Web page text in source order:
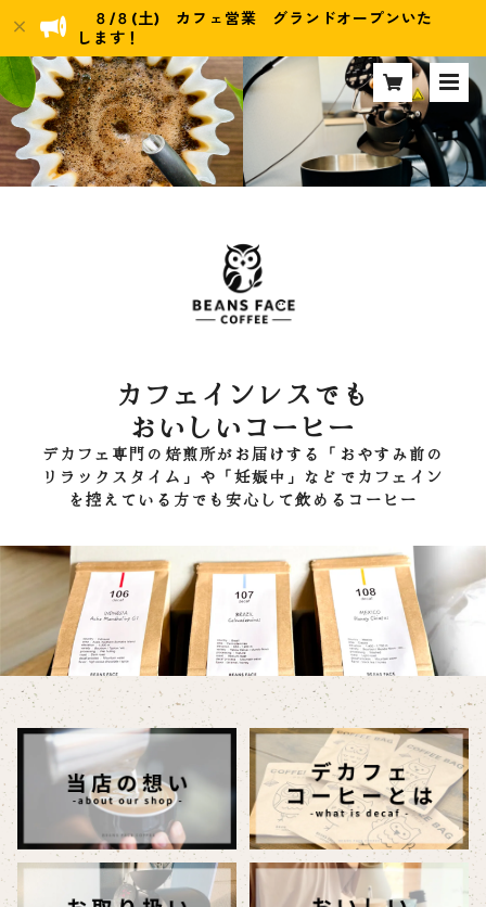
８/８(土) カフェ営業 グランドオープンいた
します！
カフェインレスでも
おいしいコーヒー
デカフェ専門の焙煎所がお届けする「おやすみ前の
リラックスタイム」や「妊娠中」などでカフェイン
を控えている方でも安心して飲めるコーヒー